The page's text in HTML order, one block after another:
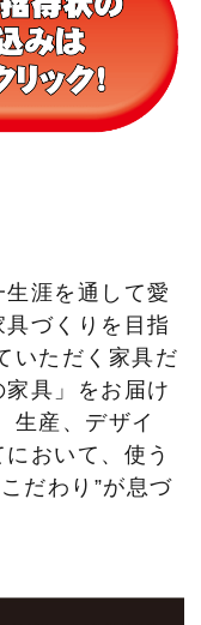
涯を通して愛
づくりを目指
いただく家具だ
具」をお届け
生産、デザイ
おいて、使う
だわり”が息づ